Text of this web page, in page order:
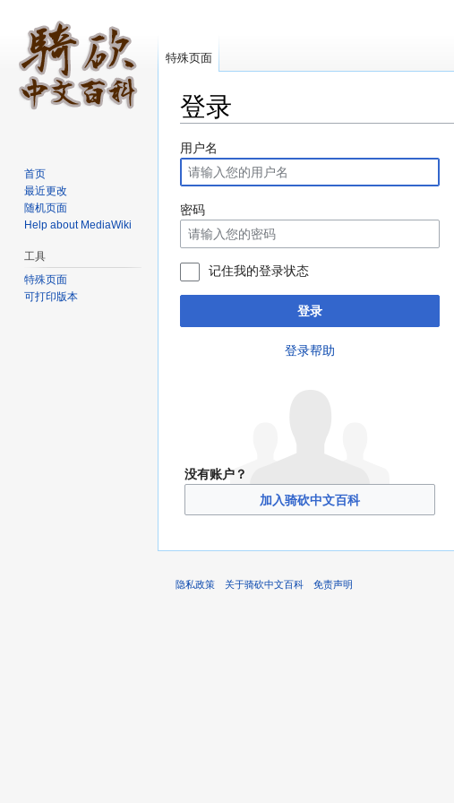
登录
用户名
密码
记住我的登录状态
登录
登录帮助
没有账户？
加入骑砍中文百科
特殊页面
首页
最近更改
随机页面
Help about MediaWiki
工具
特殊页面
可打印版本
隐私政策 关于骑砍中文百科 免责声明